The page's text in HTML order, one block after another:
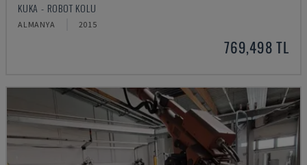
KUKA - ROBOT KOLU
ALMANYA 2015
769,498 TL